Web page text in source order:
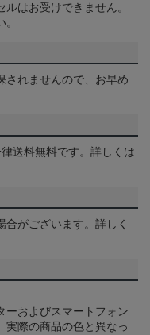
はお受けできません。
されませんので、お早め
送料無料です。詳しくは
がございます。詳しく
ーおよびスマートフォン
実際の商品の色と異なっ